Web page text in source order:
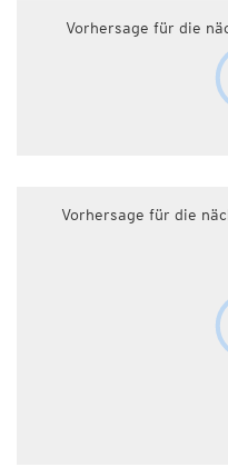
Vorhersage für die
Vorhersage für die